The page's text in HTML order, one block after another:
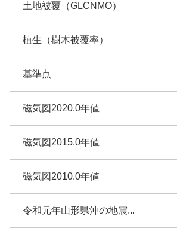
土地被覆（GLCNMO）
植生（樹木被覆率）
基準点
磁気図2020.0年値
磁気図2015.0年値
磁気図2010.0年値
令和元年山形県沖の地震...